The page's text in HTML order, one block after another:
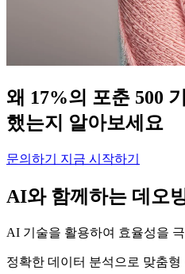
왜 17%의 포춘 500
했는지 알아보세요
문의하기 지금 시작하기
AI와 함께하는 데오
AI 기술을 활용하여 효율성을
정확한 데이터 분석으로 맞춤